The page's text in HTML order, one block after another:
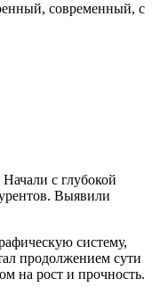
современный, с
с глубокой
Выявили
систему,
продолжением сути
на рост и прочность.